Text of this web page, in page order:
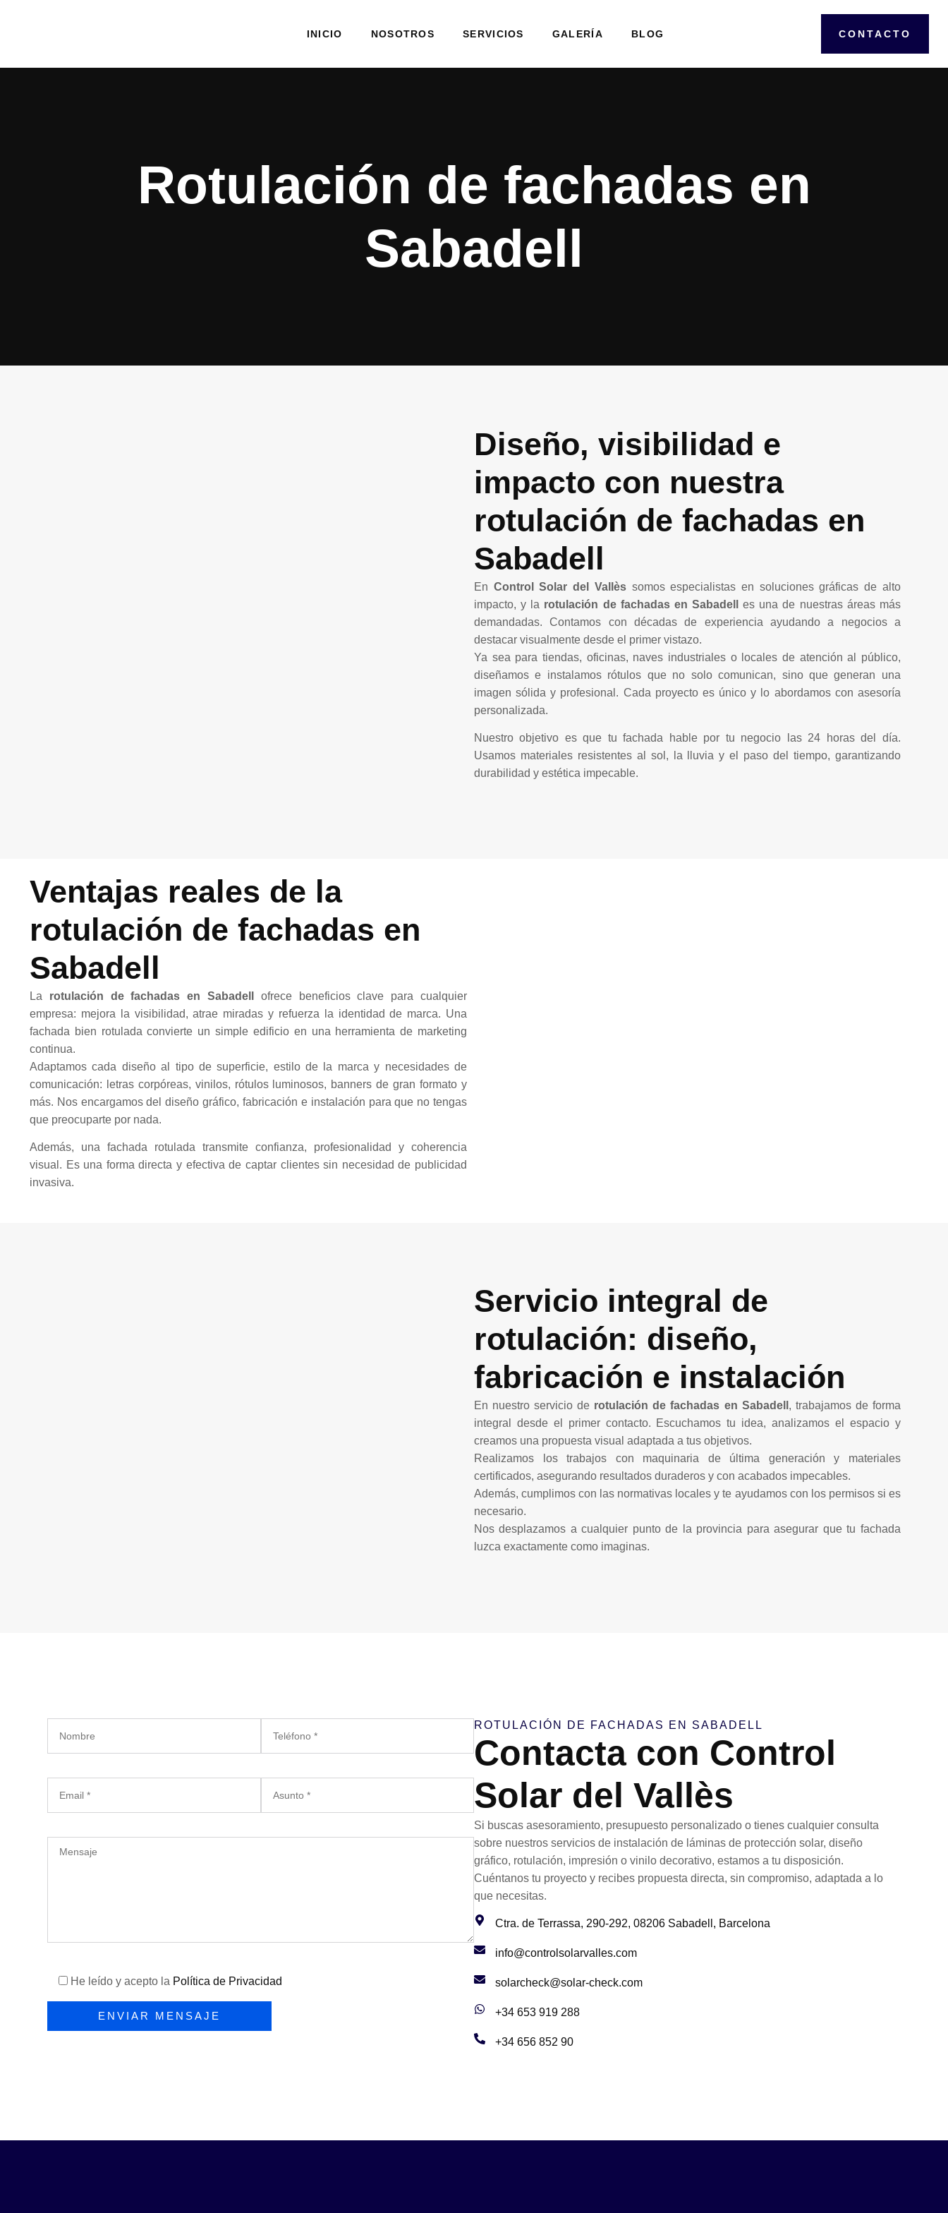
INICIO NOSOTROS SERVICIOS GALERÍA BLOG CONTACTO
Rotulación de fachadas en
Sabadell
Diseño, visibilidad e
impacto con nuestra
rotulación de fachadas en
Sabadell
En Control Solar del Vallèssomos especialistas en soluciones gráficas de alto
impacto, y la rotulación de fachadas en Sabadell
es una de nuestras áreas más
demandadas. Contamos con décadas de experiencia ayudando a negocios a
destacar visualmente desde el primer vistazo.
Ya sea para tiendas, oficinas, naves industriales o locales de atención al público,
diseñamos e instalamos rótulos que no solo comunican, sino que generan una
imagen sólida y profesional. Cada proyecto es único y lo abordamos con asesoría
personalizada.
Nuestro objetivo es que tu fachada hable por tu negocio las 24 horas del día.
Usamos materiales resistentes al sol, la lluvia y el paso del tiempo, garantizando
durabilidad y estética impecable.
Ventajas reales de la
rotulación de fachadas en
Sabadell
La rotulación de fachadas en Sabadell
ofrece beneficios clave para cualquier
empresa: mejora la visibilidad, atrae miradas y refuerza la identidad de marca. Una
fachada bien rotulada convierte un simple edificio en una herramienta de marketing
continua.
Adaptamos cada diseño al tipo de superficie, estilo de la marca y necesidades de
comunicación: letras corpóreas, vinilos, rótulos luminosos, banners de gran formato y
más. Nos encargamos del diseño gráfico, fabricación e instalación para que no tengas
que preocuparte por nada.
Además, una fachada rotulada transmite confianza, profesionalidad y coherencia
visual. Es una forma directa y efectiva de captar clientes sin necesidad de publicidad
invasiva.
Servicio integral de
rotulación: diseño,
fabricación e instalación
En nuestro servicio de rotulación de fachadas en Sabadell , trabajamos de forma
integral desde el primer contacto. Escuchamos tu idea, analizamos el espacio y
creamos una propuesta visual adaptada a tus objetivos.
Realizamos los trabajos con maquinaria de última generación y materiales
certificados, asegurando resultados duraderos y con acabados impecables.
Además, cumplimos con las normativas locales y te ayudamos con los permisos si es
necesario.
Nos desplazamos a cualquier punto de la provincia para asegurar que tu fachada
luzca exactamente como imaginas.
He leído y acepto la Política de Privacidad
ROTULACIÓN DE FACHADAS EN SABADELL
Contacta con Control
Solar del Vallès
Si buscas asesoramiento, presupuesto personalizado o tienes cualquier consulta
sobre nuestros servicios de instalación de láminas de protección solar, diseño
gráfico, rotulación, impresión o vinilo decorativo, estamos a tu disposición.
Cuéntanos tu proyecto y recibes propuesta directa, sin compromiso, adaptada a lo
que necesitas.
Ctra. de Terrassa, 290-292, 08206 Sabadell, Barcelona
info@controlsolarvalles.com
solarcheck@solar-check.com
+34 653 919 288
+34 656 852 90